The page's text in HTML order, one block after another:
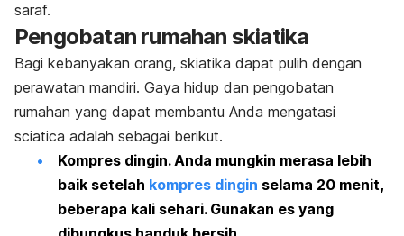
saraf.
Pengobatan rumahan skiatika
Bagi kebanyakan orang, skiatika dapat pulih dengan
perawatan mandiri. Gaya hidup dan pengobatan
rumahan yang dapat membantu Anda mengatasi
sciatica adalah sebagai berikut.
Kompres dingin.Anda mungkin merasa lebih
baik setelah kompres dingin selama 20 menit,
beberapa kali sehari. Gunakan es yang